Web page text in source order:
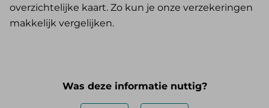
overzichtelijke kaart. Zo kun je onze verzekeringen
makkelijk vergelijken.
Was deze informatie nuttig?